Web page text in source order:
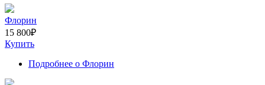
Флорин
15 800₽
Купить
Подробнее о Флорин